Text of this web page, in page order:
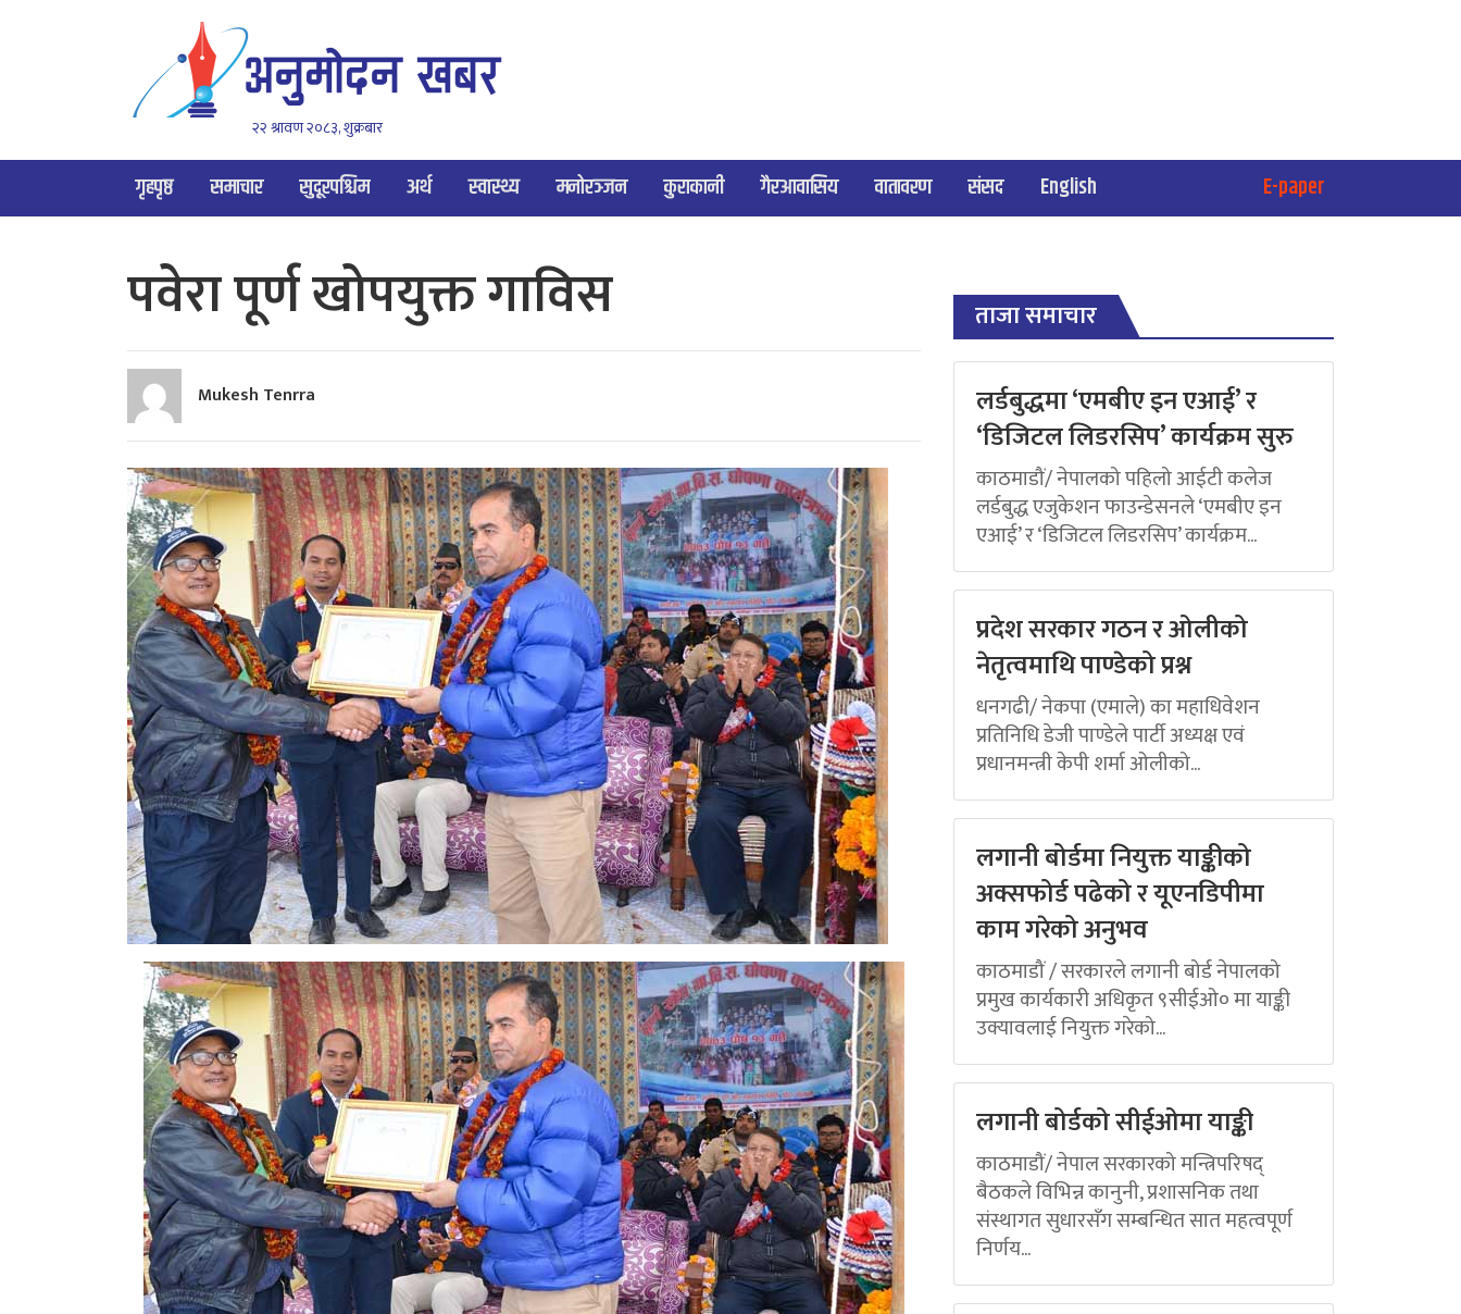
२२ श्रावण २०८३, शुक्रबार
गृहपृष्ठ समाचार सुदूरपश्चिम अर्थ स्वास्थ्य मनोरञ्जन कुराकानी गैरआवासिय वातावरण संसद English E-paper
पवेरा पूर्ण खोपयुक्त गाविस
Mukesh Tenrra
ताजा समाचार
लर्डबुद्धमा ‘एमबीए इन एआई’ र
‘डिजिटल लिडरसिप’ कार्यक्रम सुरु
काठमाडौं/ नेपालको पहिलो आईटी कलेज
लर्डबुद्ध एजुकेशन फाउन्डेसनले ‘एमबीए इन
एआई’ र ‘डिजिटल लिडरसिप’ कार्यक्रम...
प्रदेश सरकार गठन र ओलीको
नेतृत्वमाथि पाण्डेको प्रश्न
धनगढी/ नेकपा (एमाले) का महाधिवेशन
प्रतिनिधि डेजी पाण्डेले पार्टी अध्यक्ष एवं
प्रधानमन्त्री केपी शर्मा ओलीको...
लगानी बोर्डमा नियुक्त याङ्कीको
अक्सफोर्ड पढेको र यूएनडिपीमा
काम गरेको अनुभव
काठमाडौं / सरकारले लगानी बोर्ड नेपालको
प्रमुख कार्यकारी अधिकृत ९सीईओ० मा याङ्की
उक्यावलाई नियुक्त गरेको...
लगानी बोर्डको सीईओमा याङ्की
काठमाडौं/ नेपाल सरकारको मन्त्रिपरिषद्
बैठकले विभिन्न कानुनी, प्रशासनिक तथा
संस्थागत सुधारसँग सम्बन्धित सात महत्वपूर्ण
निर्णय...